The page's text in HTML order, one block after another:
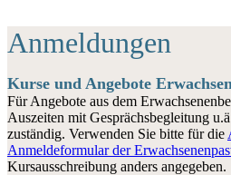
Anmeldungen
Kurse und Angebote
Für Angebote aus dem
Auszeiten mit Gesprächsbegleitung
zuständig. Verwenden Sie bitte für die
Anmeldeformular der
Kursausschreibung anders angegeben.